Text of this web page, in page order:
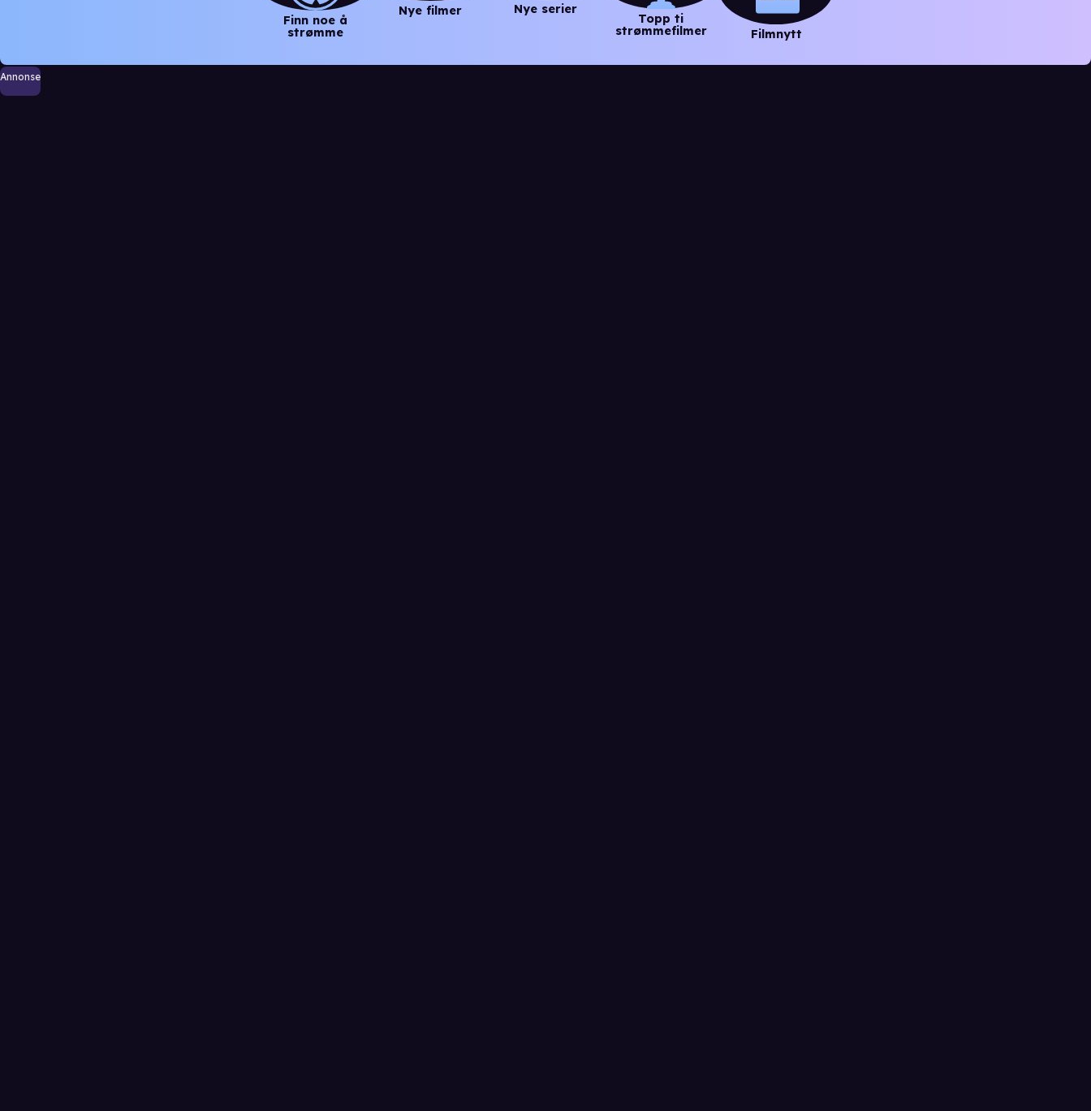
Finn noe å
strømme
Nye filmer Nye serier
Topp ti
strømmefilmer
Filmnytt
Annonse